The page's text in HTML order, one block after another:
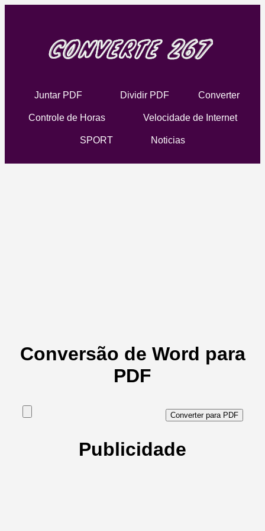
Juntar PDF Dividir PDF Converter
Controle de Horas Velocidade de Internet
SPORT Noticias
Conversão de Word para
PDF
Publicidade